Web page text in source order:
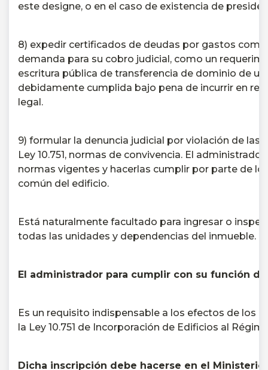
este designe, o en el caso de existencia de
8) expedir certificados de deudas por gastos
demanda para su cobro judicial, como un
escritura pública de transferencia de dominio de
debidamente cumplida bajo pena de incurrir en
legal.
9) formular la denuncia judicial por violación de las
Ley 10.751, normas de convivencia. El
normas vigentes y hacerlas cumplir por parte de
común del edificio.
Está naturalmente facultado para ingresar o
todas las unidades y dependencias del inmueble.
El administrador para cumplir con su función
Es un requisito indispensable a los efectos de los
la Ley 10.751 de Incorporación de Edificios al
Dicha inscripción debe hacerse en el